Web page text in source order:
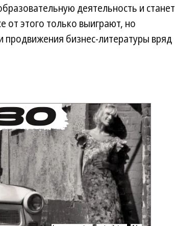
деятельность и станет
этого только выиграют, но
продвижения бизнес-литературы вряд